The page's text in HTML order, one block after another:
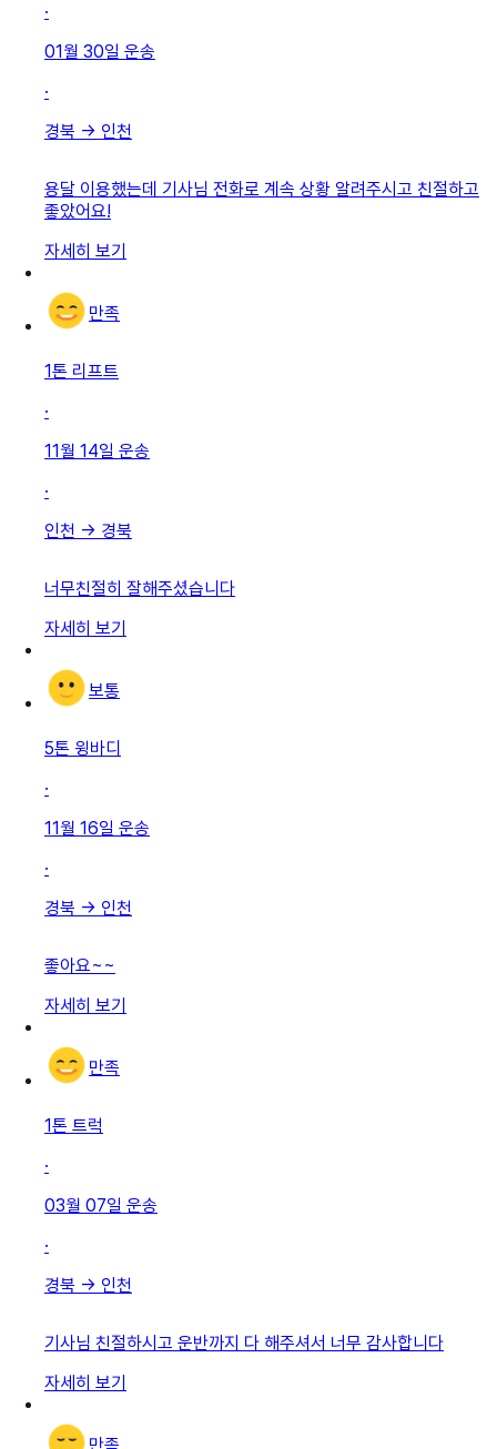
·
01월 30일 운송
·
경북 → 인천
용달 이용했는데 기사님 전화로 계속 상황 알려주시고 친절하고
좋았어요!
자세히 보기
만족
1톤 리프트
·
11월 14일 운송
·
인천 → 경북
너무친절히 잘해주셨습니다
자세히 보기
보통
5톤 윙바디
·
11월 16일 운송
·
경북 → 인천
좋아요~~
자세히 보기
만족
1톤 트럭
·
03월 07일 운송
·
경북 → 인천
기사님 친절하시고 운반까지 다 해주셔서 너무 감사합니다
자세히 보기